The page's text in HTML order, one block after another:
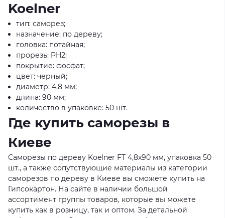
Koelner
тип: саморез;
назначение: по дереву;
головка: потайная;
прорезь: PH2;
покрытие: фосфат;
цвет: черный;
диаметр: 4,8 мм;
длина: 90 мм;
количество в упаковке: 50 шт.
Где купить саморезы в
Киеве
Саморезы по дереву Koelner FT 4,8x90 мм, упаковка 50
шт., а также сопутствующие материалы из категории
саморезов по дереву в Киеве вы сможете купить на
Гипсокартон. На сайте в наличии большой
ассортимент группы товаров, которые вы можете
купить как в розницу, так и оптом. За детальной